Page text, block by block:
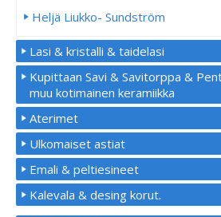
Heljä Liukko- Sundström
Lasi & kristalli & taidelasi
Kupittaan Savi & Savitorppa &
muu kotimainen keramiikka
Aterimet
Ulkomaiset astiat
Emali & peltiesineet
Kalevala & desing korut.